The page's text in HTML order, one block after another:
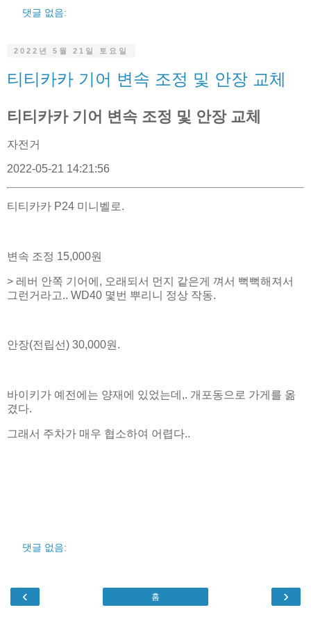
댓글 없음:
2022년 5월 21일 토요일
티티카카 기어 변속 조정 및 안장 교체
티티카카 기어 변속 조정 및 안장 교체
자전거
2022-05-21 14:21:56
티티카카 P24 미니벨로.
변속 조정 15,000원
> 레버 안쪽 기어에, 오래되서 먼지 같은게 껴서 뻑뻑해져서
그런거라고.. WD40 몇번 뿌리니 정상 작동.
안장(전립선) 30,000원.
바이키가 예전에는 양재에 있었는데,. 개포동으로 가게를 옮
겼다.
그래서 주차가 매우 협소하여 어렵다..
댓글 없음:
‹ ›
홈